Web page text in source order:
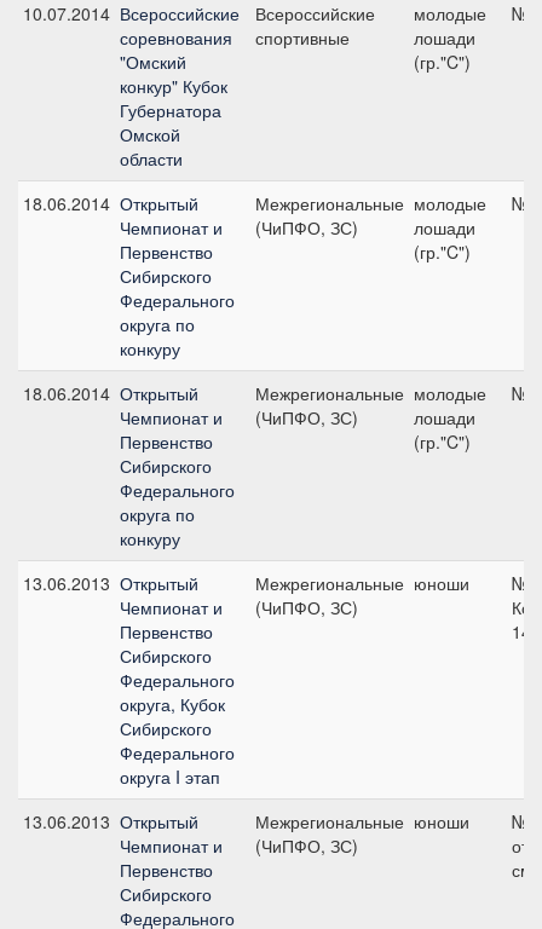
10.07.2014 Всероссийские
соревнования
"Омский
конкур" Кубок
Губернатора
Омской
области
Всероссийские
спортивные
молодые
лошади
(гр."C")
18.06.2014 Открытый
Чемпионат и
Первенство
Сибирского
Федерального
округа по
конкуру
Межрегиональные
(ЧиПФО, ЗС)
молодые
лошади
(гр."C")
18.06.2014 Открытый
Чемпионат и
Первенство
Сибирского
Федерального
округа по
конкуру
Межрегиональные
(ЧиПФО, ЗС)
молодые
лошади
(гр."C")
13.06.2013 Открытый
Чемпионат и
Первенство
Сибирского
Федерального
округа, Кубок
Сибирского
Федерального
округа I этап
Межрегиональные
(ЧиПФО, ЗС)
юноши
№7
13.06.2013 Открытый
Чемпионат и
Первенство
Сибирского
Федерального
Межрегиональные
(ЧиПФО, ЗС)
юноши
№3
см